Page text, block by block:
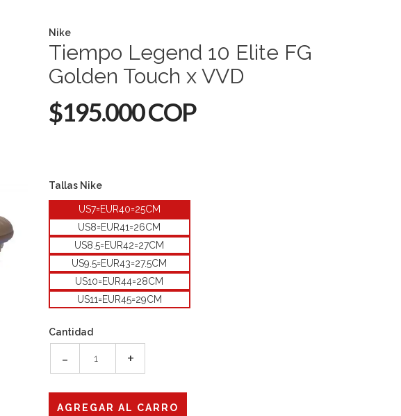
Nike
Tiempo Legend 10 Elite FG
Golden Touch x VVD
$195.000 COP
Tallas Nike
US7=EUR40=25CM
US8=EUR41=26CM
US8.5=EUR42=27CM
US9.5=EUR43=27.5CM
US10=EUR44=28CM
US11=EUR45=29CM
Cantidad
- +